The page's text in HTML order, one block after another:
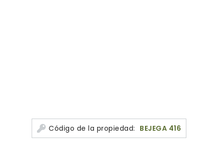
Código de la propiedad: BEJEGA 416